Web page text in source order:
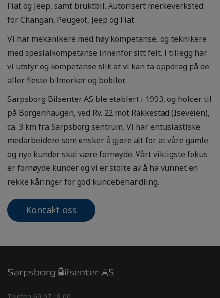
Fiat og Jeep, samt bruktbil. Autorisert merkeverksted
for Changan, Peugeot, Jeep og Fiat.
Vi har mekanikere med høy kompetanse, og teknikere
med spesialkompetanse innenfor sitt felt. I tillegg har
vi utstyr og kompetanse slik at vi kan ta oppdrag på de
aller fleste bilmerker og bobiler.
Sarpsborg Bilsenter AS ble etablert i 1993, og holder til
på Borgenhaugen, ved Rv. 22 mot Rakkestad (Iseveien),
ca. 3 km fra Sarpsborg sentrum. Vi har entusiastiske
medarbeidere som ønsker å gjøre alt for at våre gamle
og nye kunder skal være fornøyde. Vårt viktigste fokus
er fornøyde kunder og vi er stolte av å ha vunnet en
rekke kåringer for god kundebehandling.
Kontakt oss
Sarpsborg Bilsenter AS